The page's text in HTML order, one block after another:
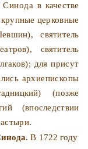
Синодав качестве
церковные
свя­титель
святитель
для присут­
архиепископы
(позже
(впоследствии
В 1722 году